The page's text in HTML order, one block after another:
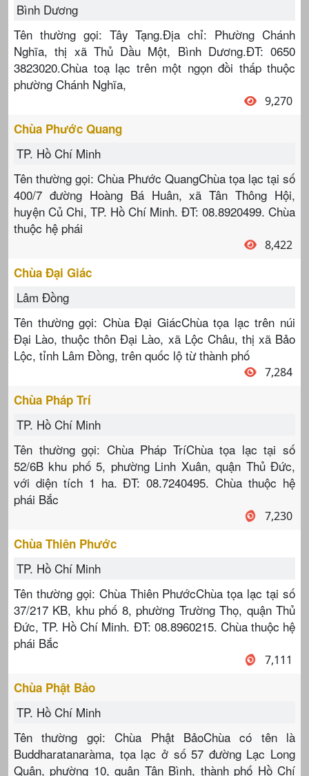
Bình Dương
Tên thường gọi: Tây Tạng.Địa chỉ: Phường Chánh
Nghĩa, thị xã Thủ Dầu Một, Bình Dương.ĐT: 0650
3823020.Chùa toạ lạc trên một ngọn đồi thấp thuộc
phường Chánh Nghĩa,
9,270
Chùa Phước Quang
TP. Hồ Chí Minh
Tên thường gọi: Chùa Phước QuangChùa tọa lạc tại số
400/7 đường Hoàng Bá Huân, xã Tân Thông Hội,
huyện Củ Chi, TP. Hồ Chí Minh. ĐT: 08.8920499. Chùa
thuộc hệ phái
8,422
Chùa Đại Giác
Lâm Đồng
Tên thường gọi: Chùa Đại GiácChùa tọa lạc trên núi
Đại Lào, thuộc thôn Đại Lào, xã Lộc Châu, thị xã Bảo
Lộc, tỉnh Lâm Đồng, trên quốc lộ từ thành phố
7,284
Chùa Pháp Trí
TP. Hồ Chí Minh
Tên thường gọi: Chùa Pháp TríChùa tọa lạc tại số
52/6B khu phố 5, phường Linh Xuân, quận Thủ Đức,
với diện tích 1 ha. ĐT: 08.7240495. Chùa thuộc hệ
phái Bắc
7,230
Chùa Thiên Phước
TP. Hồ Chí Minh
Tên thường gọi: Chùa Thiên PhướcChùa tọa lạc tại số
37/217 KB, khu phố 8, phường Trường Thọ, quận Thủ
Đức, TP. Hồ Chí Minh. ĐT: 08.8960215. Chùa thuộc hệ
phái Bắc
7,111
Chùa Phật Bảo
TP. Hồ Chí Minh
Tên thường gọi: Chùa Phật BảoChùa có tên là
Buddharatanaràma, tọa lạc ở số 57 đường Lạc Long
Quân, phường 10, quận Tân Bình, thành phố Hồ Chí